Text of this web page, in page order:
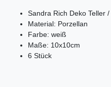
Sandra Rich Deko Teller
Material: Porzellan
Farbe: weiß
Maße: 10x10cm
6 Stück